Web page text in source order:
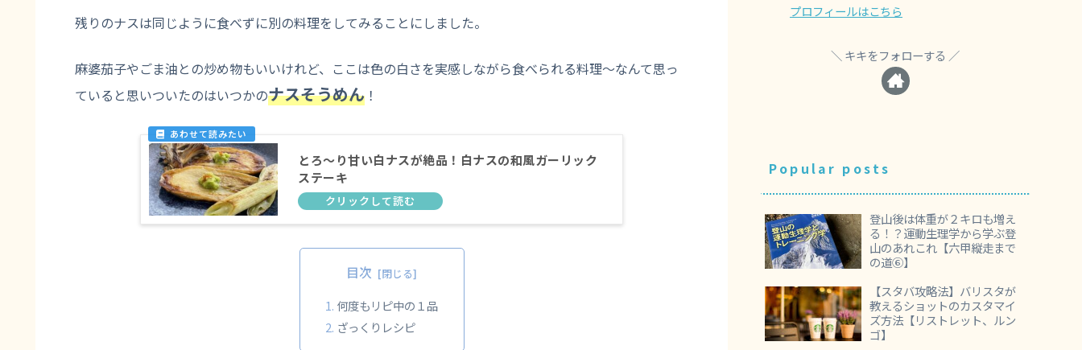
残りのナスは同じように食べずに別の料理をしてみることにしました。
麻婆茄子やごま油との炒め物もいいけれど、ここは色の白さを実感しながら食べられる料理～なんて思っ
ていると思いついたのはいつかのナスそうめん ！
とろ～り甘い白ナスが絶品！白ナスの和風ガーリック
ステーキ
目次
何度もリピ中の１品
ざっくりレシピ
プロフィールはこちら
キキをフォローする
Popular posts
登山後は体重が２キロも増え
る！？運動生理学から学ぶ登
山のあれこれ【六甲縦走まで
の道⑥】
【スタバ攻略法】バリスタが
教えるショットのカスタマイ
ズ方法【リストレット、ルン
ゴ】